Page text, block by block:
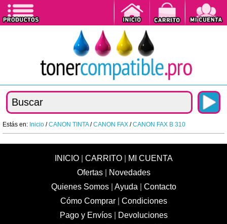
Estás en: Inicio /CANON TINTA/CANON FAX /CANON FAX B 310
INICIO| CARRITO|
MI CUENTA
Ofertas|
Novedades
Quienes Somos| Ayuda
Contacto
Cómo Comprar| Condiciones
Pago y Envíos|
Devoluciones